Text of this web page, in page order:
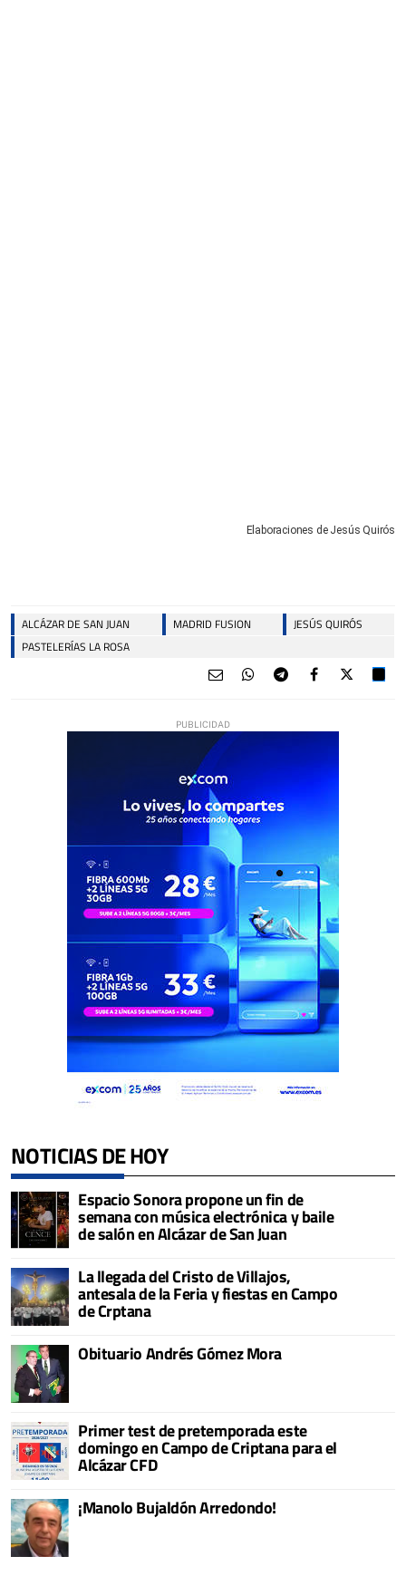
Elaboraciones de Jesús Quirós
ALCÁZAR DE SAN JUAN MADRID FUSION
JESÚS QUIRÓS
PASTELERÍAS LA ROSA
NOTICIAS DE HOY
Espacio Sonora propone un fin de
semana con música electrónica y baile
de salón en Alcázar de San Juan
La llegada del Cristo de Villajos,
antesala de la Feria y fiestas en Campo
de Crptana
Obituario Andrés Gómez Mora
Primer test de pretemporada este
domingo en Campo de Criptana para el
Alcázar CFD
¡Manolo Bujaldón Arredondo!